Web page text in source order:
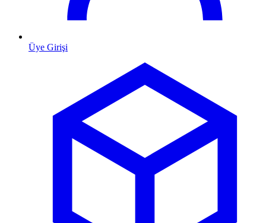
Üye Girişi